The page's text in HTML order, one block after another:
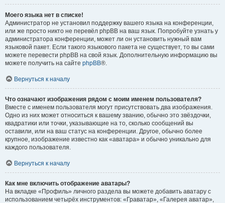
Моего языка нет в списке!
Администратор не установил поддержку вашего языка на конференции,
или же просто никто не перевёл phpBB на ваш язык. Попробуйте узнать у
администратора конференции, может ли он установить нужный вам
языковой пакет. Если такого языкового пакета не существует, то вы сами
можете перевести phpBB на свой язык. Дополнительную информацию вы
можете получить на сайте phpBB®.
Вернуться к началу
Что означают изображения рядом с моим именем пользователя?
Вместе с именем пользователя могут присутствовать два изображения.
Одно из них может относиться к вашему званию, обычно это звёздочки,
квадратики или точки, указывающие на то, сколько сообщений вы
оставили, или на ваш статус на конференции. Другое, обычно более
крупное, изображение известно как «аватара» и обычно уникально для
каждого пользователя.
Вернуться к началу
Как мне включить отображение аватары?
На вкладке «Профиль» личного раздела вы можете добавить аватару с
использованием четырёх инструментов: «Граватар», «Галерея аватар»,